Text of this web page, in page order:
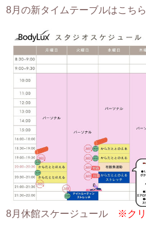
8月の新タイムテーブルはこち
8月休館スケージュール ※ク